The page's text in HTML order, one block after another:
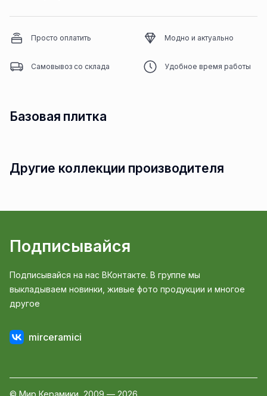
Просто оплатить Модно и актуально
Самовывоз со склада Удобное время работы
Базовая плитка
Другие коллекции производителя
Подписывайся
Подписывайся на нас ВКонтакте. В группе мы
выкладываем новинки, живые фото продукции и многое
другое
mirceramici
© Мир Керамики, 2009 — 2026